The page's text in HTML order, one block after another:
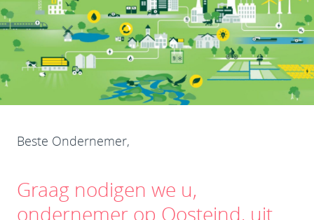
Beste Ondernemer,
Graag nodigen we u,
ondernemer op Oosteind, uit